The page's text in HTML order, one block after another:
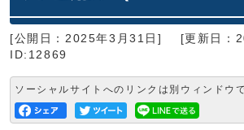
[公開日：2025年3月31日]
[更新日：
ID:12869
ソーシャルサイトへのリンクは別ウィンドウ